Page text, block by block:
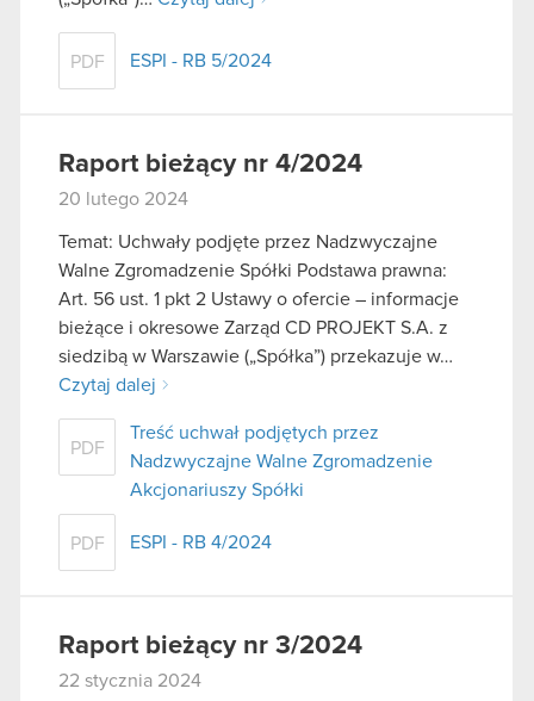
PDF ESPI - RB 5/2024
Raport bieżący nr 4/2024
20 lutego 2024
Temat: Uchwały podjęte przez Nadzwyczajne
Walne Zgromadzenie Spółki Podstawa prawna:
Art. 56 ust. 1 pkt 2 Ustawy o ofercie – informacje
bieżące i okresowe Zarząd CD PROJEKT S.A. z
siedzibą w Warszawie („Spółka”) przekazuje w…
Czytaj dalej
PDF
Treść uchwał podjętych przez
Nadzwyczajne Walne Zgromadzenie
Akcjonariuszy Spółki
PDF ESPI - RB 4/2024
Raport bieżący nr 3/2024
22 stycznia 2024